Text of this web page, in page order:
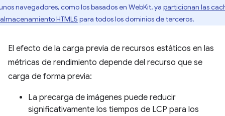
navegadores, como los basados en WebKit, ya particionan las
HTML5 para todos los dominios de terceros.
El efecto de la carga previa de recursos estáticos en las
métricas de rendimiento depende del recurso que se
carga de forma previa:
La precarga de imágenes puede reducir
significativamente los tiempos de LCP para los